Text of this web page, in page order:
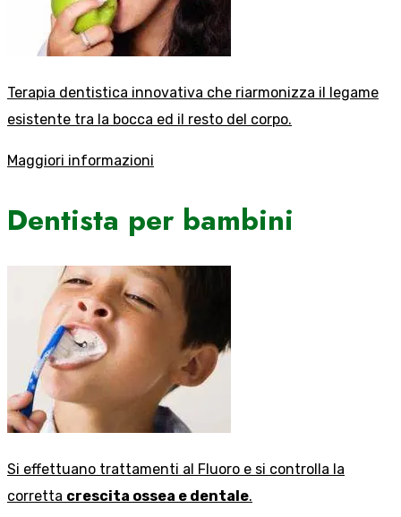
Terapia dentistica innovativa che riarmonizza il legame
esistente tra la bocca ed il resto del corpo.
Maggiori informazioni
Dentista per bambini
Si effettuano trattamenti al Fluoro e si controlla la
corretta crescita ossea e dentale.